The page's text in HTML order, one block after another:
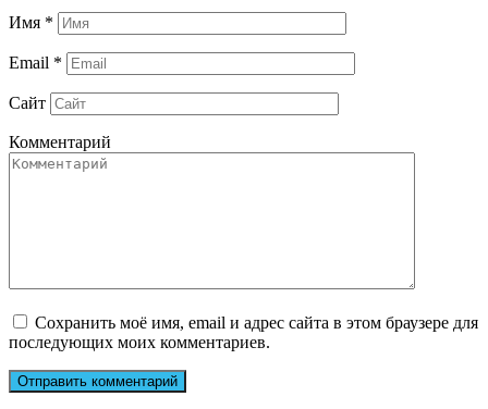
Имя *
Email *
Сайт
Комментарий
Сохранить моё имя, email и адрес сайта в этом браузере для
последующих моих комментариев.